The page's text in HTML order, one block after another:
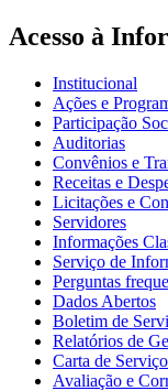
Acesso à
Institucional
Ações e
Participação
Auditorias
Convênios e
Receitas e
Licitações e
Servidores
Informações
Serviço de
Perguntas
Dados Abertos
Boletim de
Relatórios de
Carta de
Avaliação e